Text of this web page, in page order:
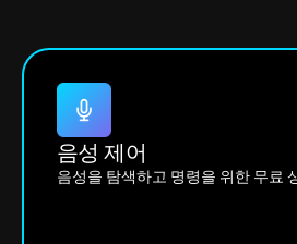
음성 제어
음성을 탐색하고 명령을 위한 무료